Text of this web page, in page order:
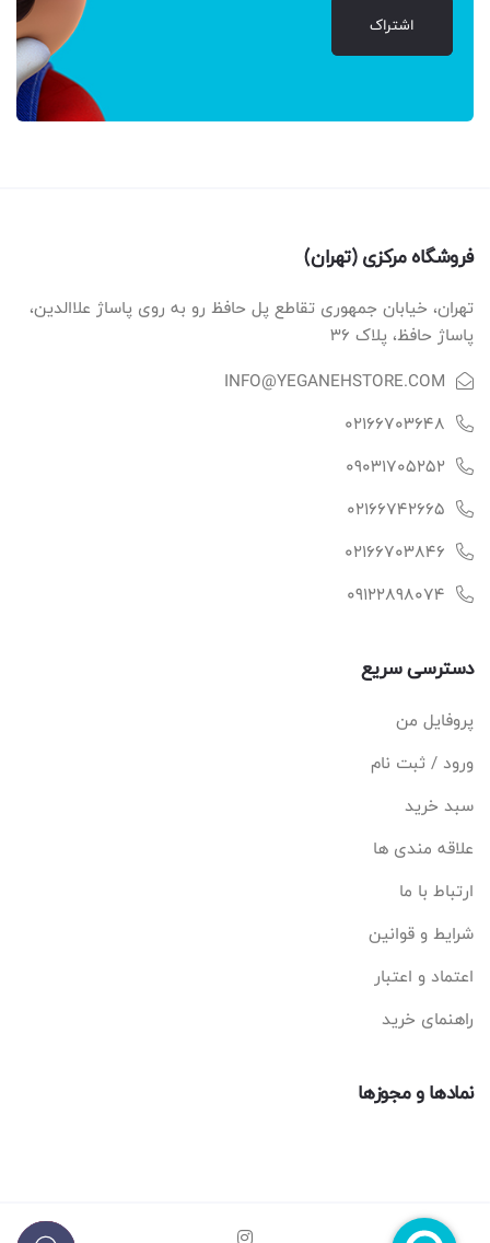
اشتراک
فروشگاه مرکزی (تهران)
تهران، خیابان جمهوری تقاطع پل حافظ رو به روی پاساژ علاالدین،
پاساژ حافظ، پلاک ۳۶
INFO@YEGANEHSTORE.COM
02166703648
09031705252
02166742665
02166703846
09122898074
دسترسی سریع
پروفایل من
ورود / ثبت نام
سبد خرید
علاقه مندی ها
ارتباط با ما
شرایط و قوانین
اعتماد و اعتبار
راهنمای خرید
نمادها و مجوزها